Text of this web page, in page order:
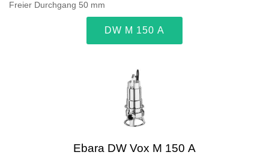
Freier Durchgang 50 mm
DW M 150 A
Ebara DW Vox M 150 A